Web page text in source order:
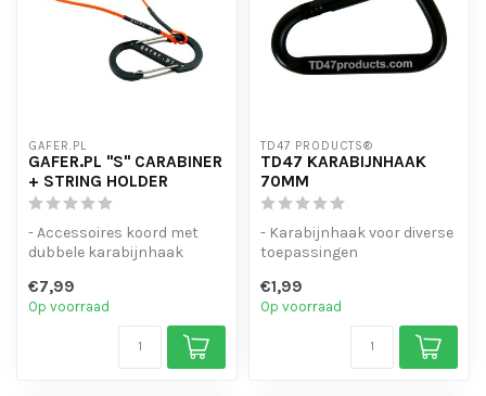
GAFER.PL
GAFER.PL "S" CARABINER
+ STRING HOLDER
- Accessoires koord met
dubbele karabijnhaak
dubbelzijdige v...
€7,99
Op voorraad
TD47 PRODUCTS®
TD47 KARABIJNHAAK
70MM
- Karabijnhaak voor diverse
toepassingen
€1,99
Op voorraad